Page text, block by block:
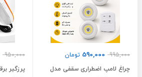
995,000
590,000 تومان
چراغ لامپ اضطراری سقفی مدل
950,000